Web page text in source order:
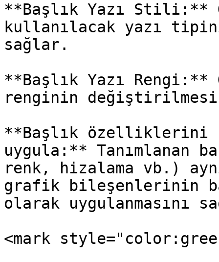
**Başlık Yazı Stili:**
kullanılacak yazı
sağlar.
**Başlık Yazı Rengi:**
renginin
**Başlık özelliklerini
uygula:** Tanımlanan
renk, hizalama vb.)
grafik bileşenlerinin
olarak uygulanmasını
<mark